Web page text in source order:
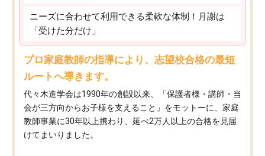
ニーズに合わせて利用できる柔軟な体制！月謝は
「受けた分だけ」
プロ家庭教師の指導により、志望校合格の最短
ルートへ導きます。
代々木進学会は1990年の創設以来、「保護者様・講師・当
会が三方向からお子様を支えること」をモットーに、家庭
教師事業に30年以上携わり、延べ2万人以上の合格を見届
けてまいりました。